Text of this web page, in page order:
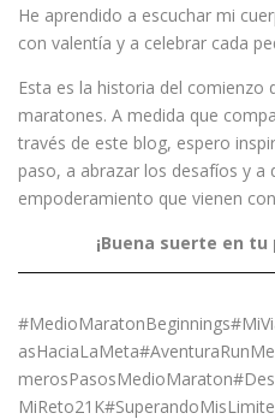
He aprendido a escuchar mi
con valentía y a celebrar cada
Esta es la historia del comienzo
maratones. A medida que
través de este blog, espero
paso, a abrazar los desafíos y a
empoderamiento que vienen
¡Buena suerte en